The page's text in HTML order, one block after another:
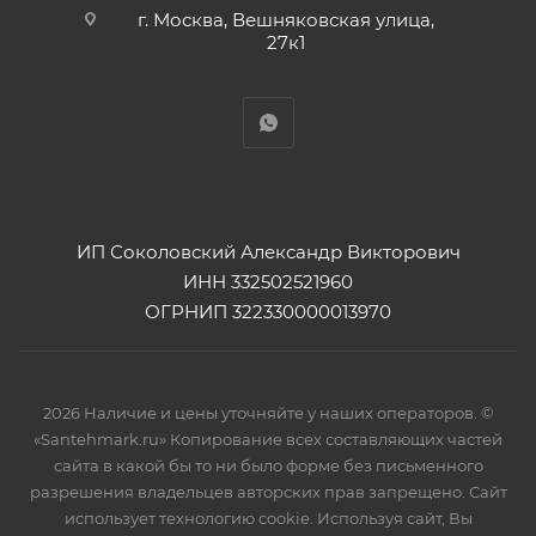
г. Москва, Вешняковская улица,
27к1
ИП Соколовский Александр Викторович
ИНН 332502521960
ОГРНИП 322330000013970
2026 Наличие и цены уточняйте у наших операторов. ©
«Santehmark.ru» Копирование всех составляющих частей
сайта в какой бы то ни было форме без письменного
разрешения владельцев авторских прав запрещено. Сайт
использует технологию cookie. Используя сайт, Вы